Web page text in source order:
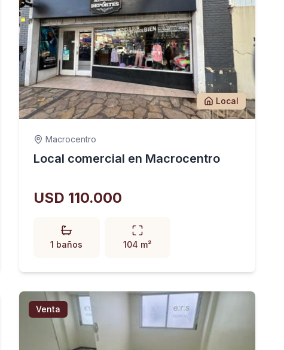
Local
Macrocentro
Local comercial en Macrocentro
USD 110.000
1 baños 104 m²
Venta